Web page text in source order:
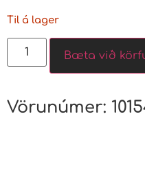
Til á lager
Bæta við
Vörunúmer: